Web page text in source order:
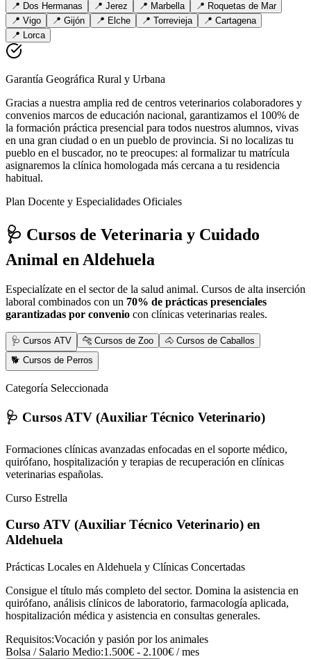
📍 Dos Hermanas 📍 Jerez 📍 Marbella 📍 Roquetas de Mar
📍 Vigo 📍 Gijón 📍 Elche 📍 Torrevieja 📍 Cartagena
📍 Lorca
Garantía Geográfica Rural y Urbana
Gracias a nuestra amplia red de centros veterinarios colaboradores y
convenios marcos de educación nacional, garantizamos el 100% de
la formación práctica presencial para todos nuestros alumnos, vivas
en una gran ciudad o en un pueblo de provincia. Si no localizas tu
pueblo en el buscador, no te preocupes: al formalizar tu matrícula
asignaremos la clínica homologada más cercana a tu residencia
habitual.
Plan Docente y Especialidades Oficiales
🩺 Cursos de Veterinaria y Cuidado
Animal en Aldehuela
Especialízate en el sector de la salud animal. Cursos de alta inserción
laboral combinados con un 70% de prácticas presenciales
garantizadas por convenio con clínicas veterinarias reales.
🩺 Cursos ATV 🐆 Cursos de Zoo
🐴 Cursos de Caballos
🐕 Cursos de Perros
Categoría Seleccionada
🩺 Cursos ATV (Auxiliar Técnico Veterinario)
Formaciones clínicas avanzadas enfocadas en el soporte médico,
quirófano, hospitalización y terapias de recuperación en clínicas
veterinarias españolas.
Curso Estrella
Curso ATV (Auxiliar Técnico Veterinario) en
Aldehuela
Prácticas Locales en Aldehuela y Clínicas Concertadas
Consigue el título más completo del sector. Domina la asistencia en
quirófano, análisis clínicos de laboratorio, farmacología aplicada,
hospitalización médica y asistencia en consultas generales.
Requisitos:Vocación y pasión por los animales
Bolsa / Salario Medio:1.500€ - 2.100€ / mes